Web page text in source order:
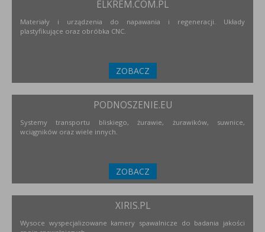
ELKREM.COM.PL
Materiały i urządzenia do napawania i regeneracji. Układy
plastyfikujące oraz obróbka CNC.
ZOBACZ
PODNOSZENIE.EU
Systemy transportu bliskiego, żurawie, żurawików, suwnice,
wciągników oraz wiele innych.
ZOBACZ
XIRIS.PL
Wysoce wyspecjalizowane kamery spawalnicze do badania jakości